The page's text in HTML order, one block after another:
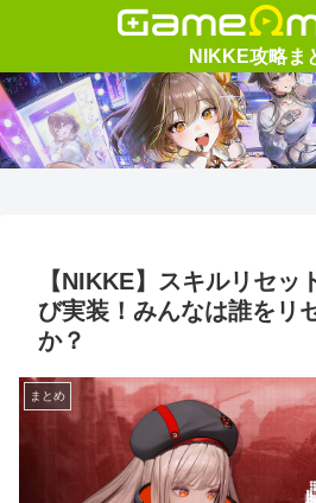
【NIKKE】スキルリセッ
び実装！みんなは誰をリ
か？
まとめ